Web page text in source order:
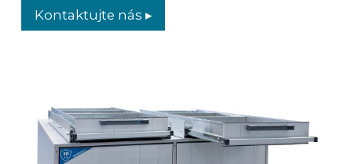
Kontaktujte nás ▸